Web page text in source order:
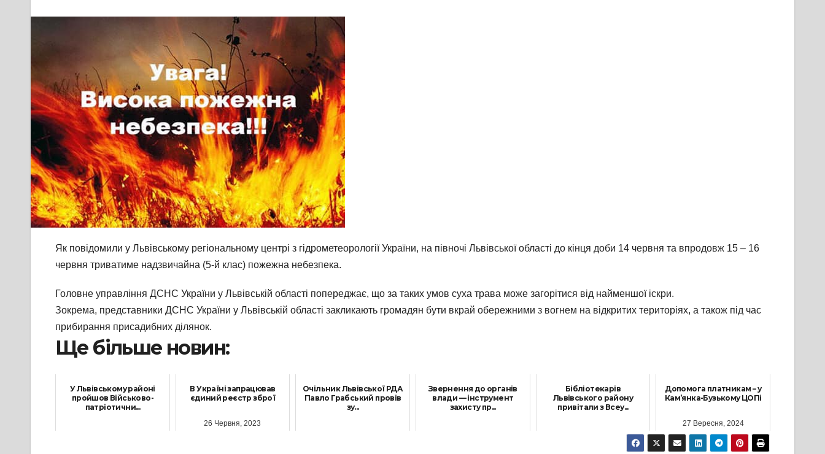
Як повідомили у Львівському регіональному центрі з гідрометеорології України, на півночі Львівської області до кінця доби 14 червня та впродовж 15 – 16
червня триватиме надзвичайна (5-й клас) пожежна небезпека.
Головне управління ДСНС України у Львівській області попереджає, що за таких умов суха трава може загорітися від найменшої іскри.
Зокрема, представники ДСНС України у Львівській області закликають громадян бути вкрай обережними з вогнем на відкритих територіях, а також під час
прибирання присадибних ділянок.
Ще більше новин:
У Львівському районі
пройшов Військово-
патріотични...
В Україні запрацював
єдиний реєстр зброї
26 Червня, 2023
Очільник Львівської РДА
Павло Грабський провів
зу...
Звернення до органів
влади — інструмент
захисту пр...
Бібліотекарів
Львівського району
привітали з Всеу...
Допомога платникам – у
Кам’янка-Бузькому ЦОПі
27 Вересня, 2024